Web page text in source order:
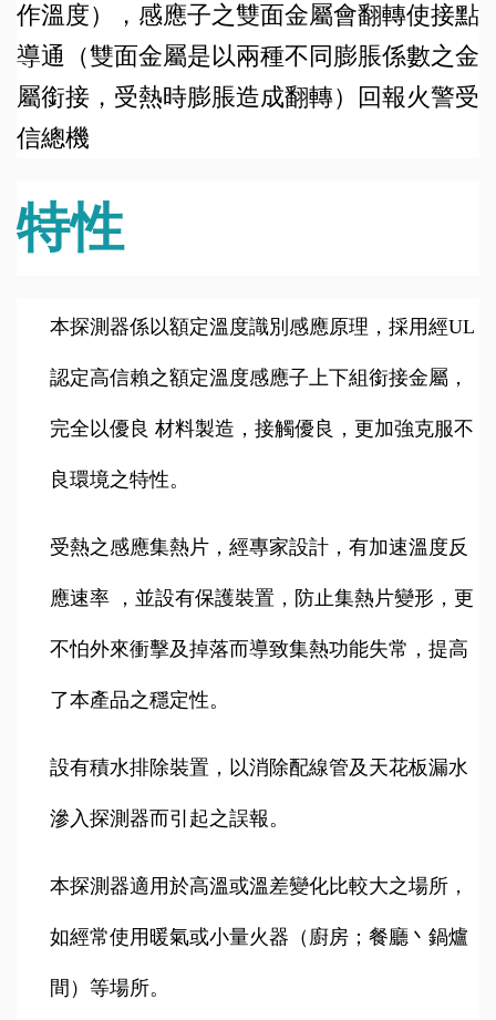
作溫度），感應子之雙面金屬會翻轉使接點
導通（雙面金屬是以兩種不同膨脹係數之金
屬銜接，受熱時膨脹造成翻轉）回報火警受
信總機
特性
本探測器係以額定溫度識別感應原理，採用經UL
認定高信賴之額定溫度感應子上下組銜接金屬，
完全以優良 材料製造，接觸優良，更加強克服不
良環境之特性。
受熱之感應集熱片，經專家設計，有加速溫度反
應速率 ，並設有保護裝置，防止集熱片變形，更
不怕外來衝擊及掉落而導致集熱功能失常，提高
了本產品之穩定性。
設有積水排除裝置，以消除配線管及天花板漏水
滲入探測器而引起之誤報。
本探測器適用於高溫或溫差變化比較大之場所，
如經常使用暖氣或小量火器（廚房；餐廳丶鍋爐
間）等場所。